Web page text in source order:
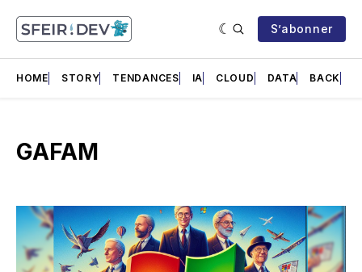
S’abonner
HOME STORY TENDANCES IA CLOUD DATA BACK
GAFAM